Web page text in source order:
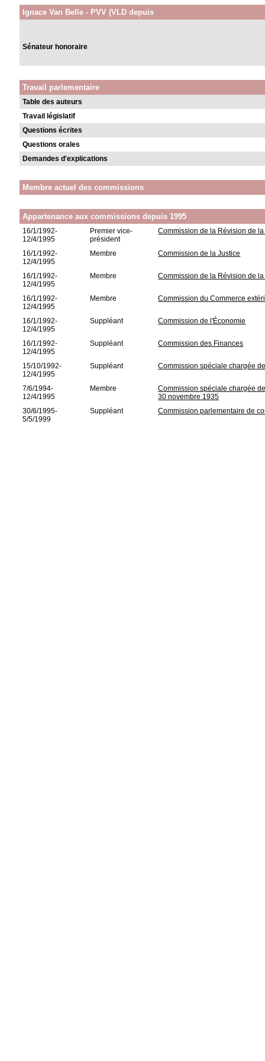
Ignace Van Belle - PVV (VLD depuis
Sénateur honoraire
Travail parlementaire
Table des auteurs
Travail législatif
Questions écrites
Questions orales
Demandes d'explications
Membre actuel des commissions
Appartenance aux commissions depuis 1995
16/1/1992-
12/4/1995
Premier vice-
président
Commission de la Révision de
16/1/1992-
12/4/1995
Membre Commission de la Justice
16/1/1992-
12/4/1995
Membre Commission de la Révision de
16/1/1992-
12/4/1995
Membre Commission du Commerce
16/1/1992-
12/4/1995
Suppléant Commission de l'Économie
16/1/1992-
12/4/1995
Suppléant Commission des Finances
15/10/1992-
12/4/1995
Suppléant Commission spéciale chargée
7/6/1994-
12/4/1995
Membre
Commission spéciale chargée
30 novembre 1935
30/6/1995-
5/5/1999
Suppléant Commission parlementaire de